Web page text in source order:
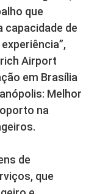
que
capacidade de
Airport
em Brasília
Melhor
na
de
que